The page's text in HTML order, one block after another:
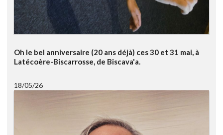
Oh le bel anniversaire (20 ans déjà) ces 30 et 31 mai, à
Latécoère-Biscarrosse, de Biscava'a.
18/05/26